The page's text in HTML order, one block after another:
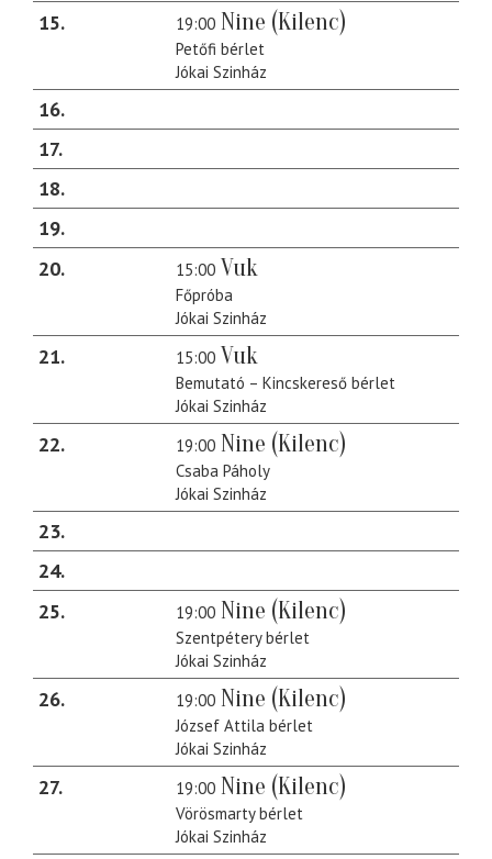
15 19:00 Nine (Kilenc)
Petőfi bérlet
Jókai Szinház
16
17
18
19
20
15:00 Vuk
Főpróba
Jókai Szinház
21 15:00 Vuk
Bemutató – Kincskereső bérlet
Jókai Szinház
22 19:00 Nine (Kilenc)
Csaba Páholy
Jókai Szinház
23
24
25
19:00 Nine (Kilenc)
Szentpétery bérlet
Jókai Szinház
26 19:00 Nine (Kilenc)
József Attila bérlet
Jókai Szinház
27 19:00 Nine (Kilenc)
Vörösmarty bérlet
Jókai Szinház